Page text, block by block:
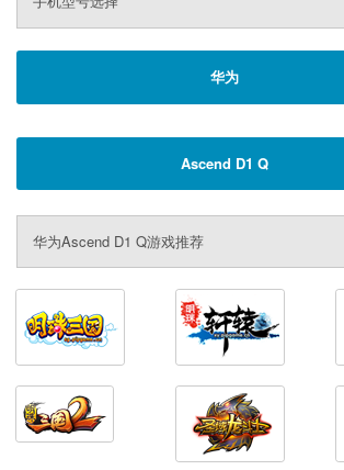
华为
Ascend D1 Q
华为Ascend D1 Q游戏推荐